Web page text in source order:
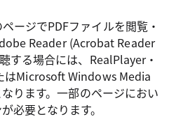
ージでPDFファイルを閲覧・
Reader (Acrobat Reader
する場合には、RealPlayer・
はMicrosoft Windows Media
ります。一部のページにおい
必要となります。